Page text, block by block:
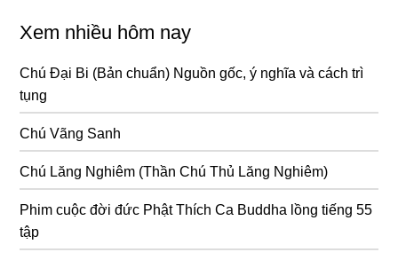
Xem nhiều hôm nay
Chú Đại Bi (Bản chuẩn) Nguồn gốc, ý nghĩa và cách trì
tụng
Chú Vãng Sanh
Chú Lăng Nghiêm (Thần Chú Thủ Lăng Nghiêm)
Phim cuộc đời đức Phật Thích Ca Buddha lồng tiếng 55
tập